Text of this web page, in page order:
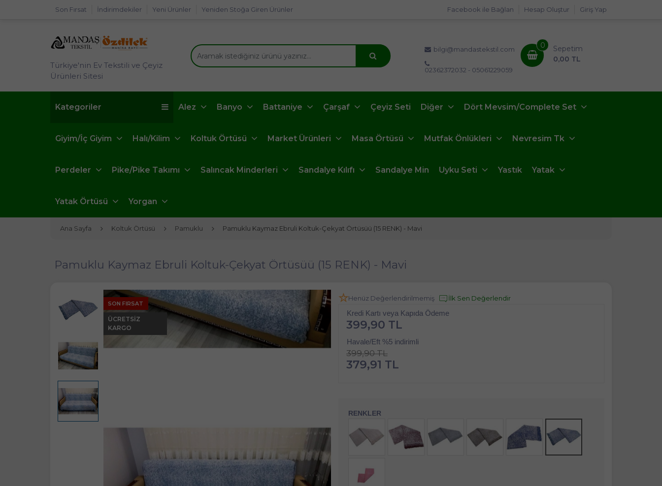
Son Fırsat İndirimdekiler Yeni Ürünler Yeniden Stoğa Giren Ürünler Giriş Yap
Hesap Oluştur
Facebook ile Bağlan
Türkiye'nin Ev Tekstili ve Çeyiz
Ürünleri Sitesi
bilgi@mandastekstil.com
02362372032 - 05061229059
0
Sepetim
0,00 TL
Kategoriler Alez Banyo Battaniye Çarşaf Çeyiz Seti Diğer Dört Mevsim/Complete Set
Giyim/İç Giyim Halı/Kilim Koltuk Örtüsü Market Ürünleri Masa Örtüsü Mutfak Önlükleri Nevresim Tk
Perdeler Pike/Pike Takımı Salıncak Minderleri Sandalye Kılıfı Sandalye Min Uyku Seti Yastık Yatak
Yatak Örtüsü Yorgan
Ana Sayfa Koltuk Örtüsü Pamuklu Pamuklu Kaymaz Ebruli Koltuk-Çekyat Örtüsüü (15 RENK) - Mavi
Pamuklu Kaymaz Ebruli Koltuk-Çekyat Örtüsüü (15 RENK) - Mavi
SON FIRSAT
ÜCRETSIZ
KARGO
Henüz Değerlendirilmemiş İlk Sen Değerlendir
Kredi Kartı veya Kapıda Ödeme
399,90 TL
Havale/Eft %5 indirimli
399,90 TL
379,91 TL
RENKLER